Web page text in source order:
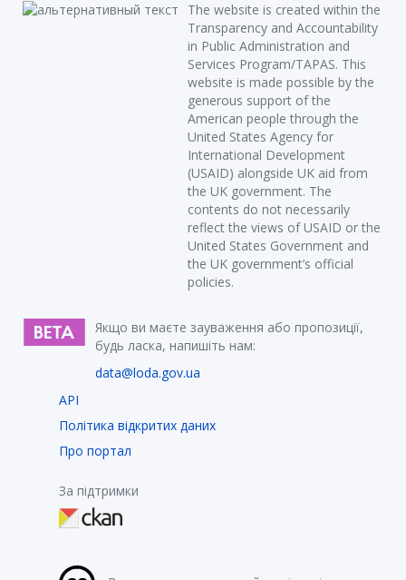
The website is created within the
Transparency and Accountability
in Public Administration and
Services Program/TAPAS. This
website is made possible by the
generous support of the
American people through the
United States Agency for
International Development
(USAID) alongside UK aid from
the UK government. The
contents do not necessarily
reflect the views of USAID or the
United States Government and
the UK government’s official
policies.
Якщо ви маєте зауваження або пропозиції,
будь ласка, напишіть нам:
data@loda.gov.ua
API
Політика відкритих даних
Про портал
За підтримки